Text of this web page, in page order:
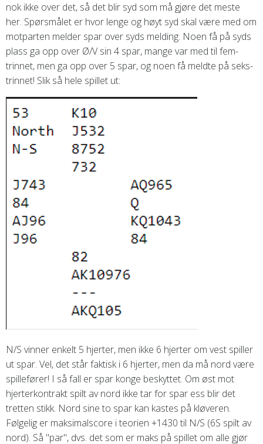
nok ikke over det, så det blir syd som må gjøre det meste
her. Spørsmålet er hvor lenge og høyt syd skal være med om
motparten melder spar over syds melding. Noen få på syds
plass ga opp over Ø/V sin 4 spar, mange var med til fem-
trinnet, men ga opp over 5 spar, og noen få meldte på seks-
trinnet! Slik så hele spillet ut:
N/S vinner enkelt 5 hjerter, men ikke 6 hjerter om vest spiller
ut spar. Vel, det står faktisk i 6 hjerter, men da må nord være
spillefører! I så fall er spar konge beskyttet. Om øst mot
hjerterkontrakt spilt av nord ikke tar for spar ess blir det
tretten stikk. Nord sine to spar kan kastes på kløveren.
Følgelig er maksimalscore i teorien +1430 til N/S (6S spilt av
nord). Så "par", dvs. det som er maks på spillet om alle gjør